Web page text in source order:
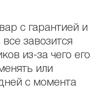
с гарантией и
завозится
из-за чего его
или
с момента